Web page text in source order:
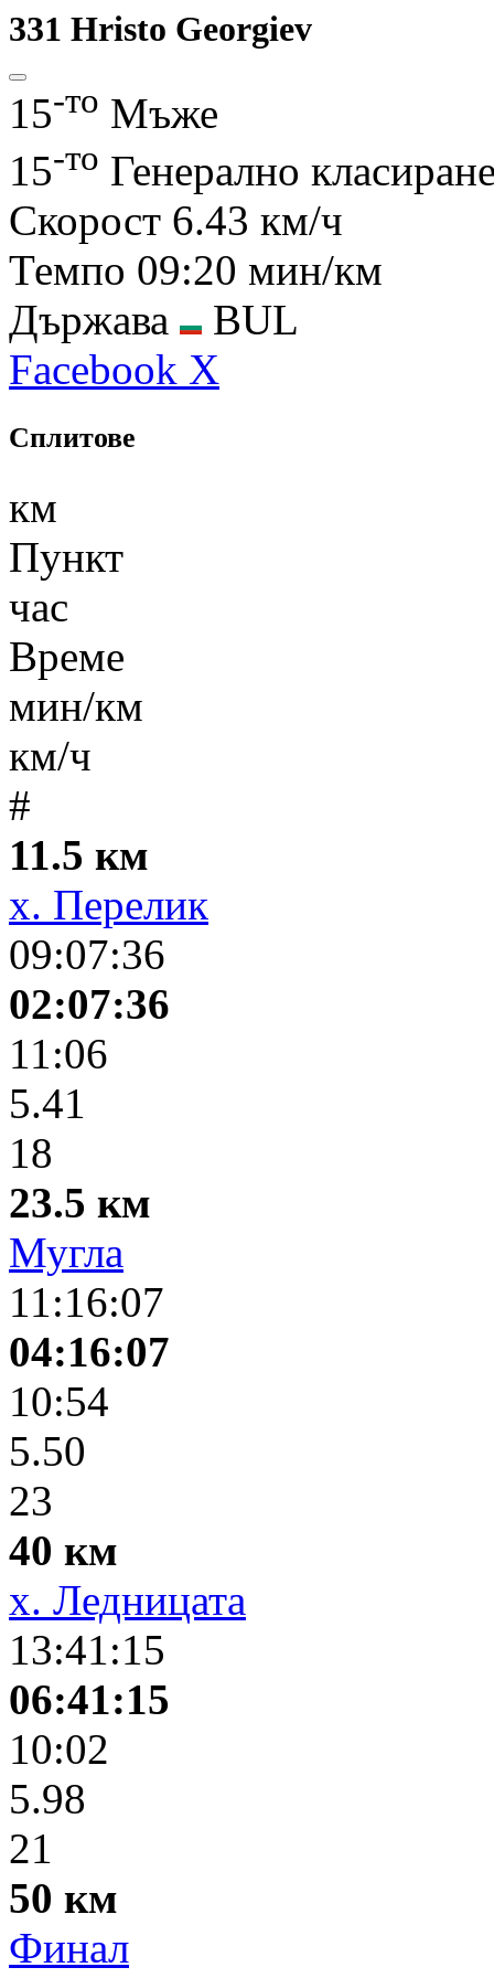
331 Hristo Georgiev
15-то Мъже
15-то Генерално
Скорост 6.43 км/ч
Темпо 09:20 мин/км
Държава
BUL
Facebook X
Сплитове
км
Пункт
час
Време
мин/км
км/ч
#
11.5 км
х. Перелик
09:07:36
02:07:36
11:06
5.41
18
23.5 км
Мугла
11:16:07
04:16:07
10:54
5.50
23
40 км
х. Ледницата
13:41:15
06:41:15
10:02
5.98
21
50 км
Финал